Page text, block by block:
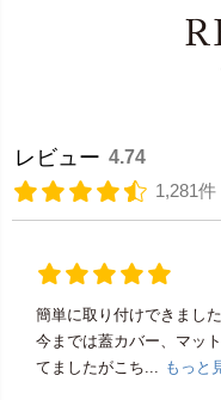
レビュー 4.74
1,281件
簡単に取り付けできました
今までは蓋カバー、マッ
てましたがこち...
もっと